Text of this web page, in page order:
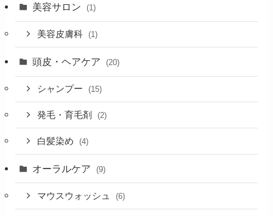
美容サロン (1)
美容皮膚科 (1)
頭皮・ヘアケア (20)
シャンプー (15)
発毛・育毛剤 (2)
白髪染め (4)
オーラルケア (9)
マウスウォッシュ (6)